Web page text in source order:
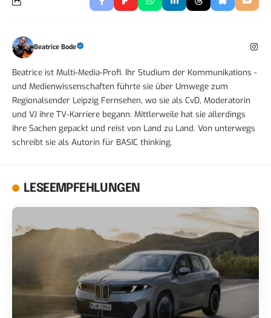
Beatrice Bode
Beatrice ist Multi-Media-Profi. Ihr Studium der Kommunikations -
und Medienwissenschaften führte sie über Umwege zum
Regionalsender Leipzig Fernsehen, wo sie als CvD, Moderatorin
und VJ ihre TV-Karriere begann. Mittlerweile hat sie allerdings
ihre Sachen gepackt und reist von Land zu Land. Von unterwegs
schreibt sie als Autorin für BASIC thinking.
LESEEMPFEHLUNGEN